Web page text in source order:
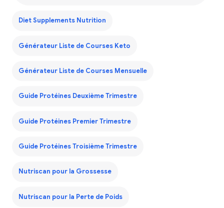
Diet Supplements Nutrition
Générateur Liste de Courses Keto
Générateur Liste de Courses Mensuelle
Guide Protéines Deuxième Trimestre
Guide Protéines Premier Trimestre
Guide Protéines Troisième Trimestre
Nutriscan pour la Grossesse
Nutriscan pour la Perte de Poids